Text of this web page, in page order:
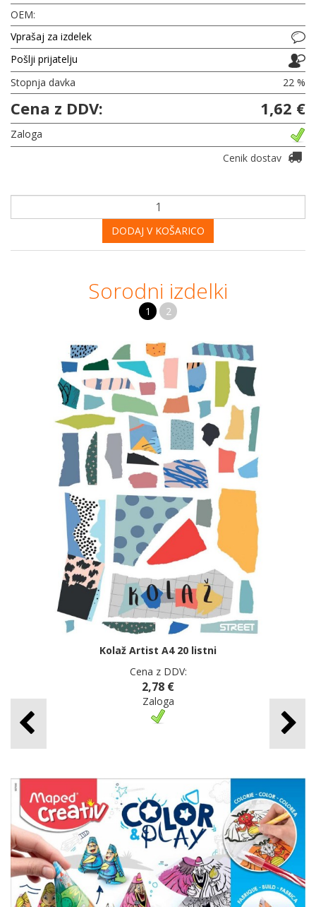
OEM:
Vprašaj za izdelek
Pošlji prijatelju
Stopnja davka
22 %
Cena z DDV: 1,62 €
Zaloga
Cenik dostav
DODAJ V KOŠARICO
Sorodni izdelki
1 2
Kolaž Artist A4 20 listni
Cena z DDV:
2,78 €
Zaloga